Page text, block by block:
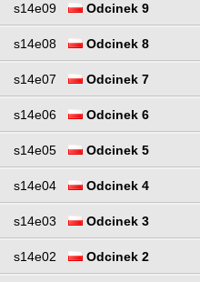
s14e09 Odcinek 9
s14e08 Odcinek 8
s14e07 Odcinek 7
s14e06 Odcinek 6
s14e05 Odcinek 5
s14e04 Odcinek 4
s14e03 Odcinek 3
s14e02 Odcinek 2